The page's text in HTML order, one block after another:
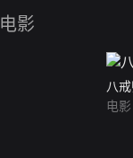
电影
八
电影